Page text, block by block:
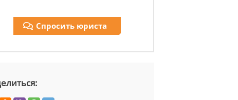
Спросить юриста